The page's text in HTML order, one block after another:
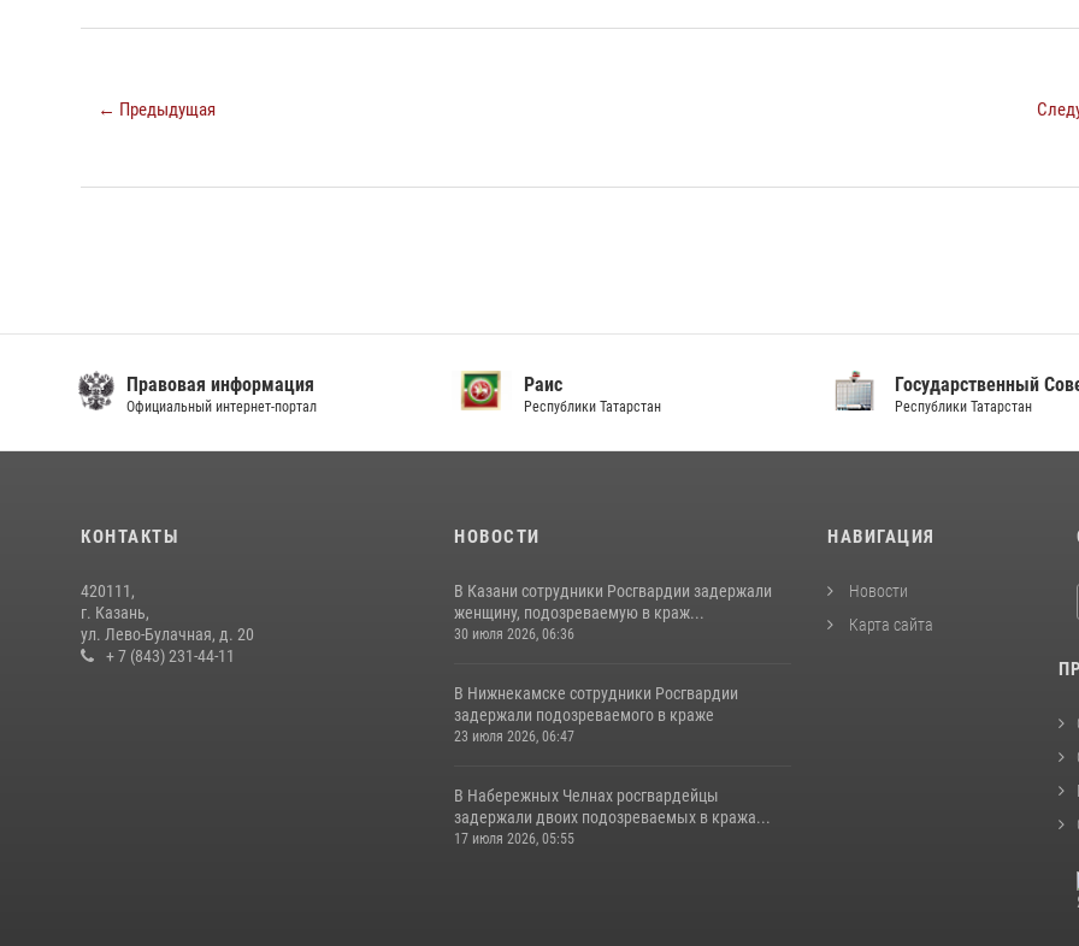
← Предыдущая
Правовая информация
Официальный интернет-портал
Раис
Республики Татарстан
Государственный
Республики Татарстан
КОНТАКТЫ
420111,
г. Казань,
ул. Лево-Булачная, д. 20
+ 7 (843) 231-44-11
НОВОСТИ
В Казани сотрудники Росгвардии задержали
женщину, подозреваемую в краж...
30 июля 2026, 06:36
В Нижнекамске сотрудники Росгвардии
задержали подозреваемого в краже
23 июля 2026, 06:47
В Набережных Челнах росгвардейцы
задержали двоих подозреваемых в кража...
17 июля 2026, 05:55
НАВИГАЦИЯ
Новости
Карта сайта